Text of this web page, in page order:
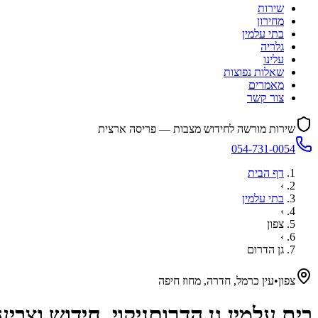
שירות
מחירון
בתי עלמין
גלריה
עלינו
שאלות נפוצות
מאמרים
צור קשר
שירות מורשה לחידוש מצבות — פריסה ארצית
054-731-0054
דף הבית
›
בתי עלמין
›
צפון
›
גן הדרום
צפון•עין כרמל, חדרה, מחוז חיפה